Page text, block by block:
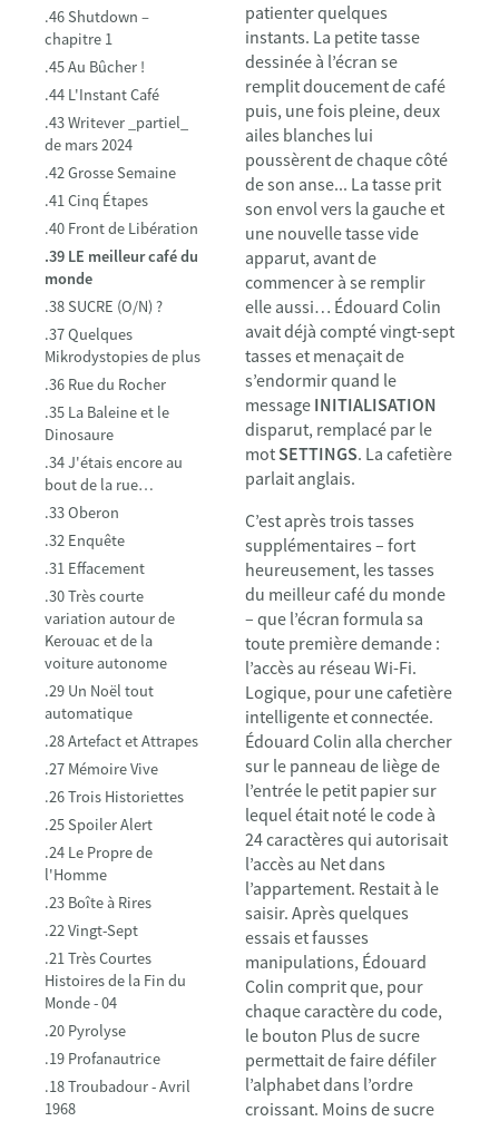
.46 Shutdown –
chapitre 1
.45 Au Bûcher !
.44 L'Instant Café
.43 Writever _partiel_
de mars 2024
.42 Grosse Semaine
.41 Cinq Étapes
.40 Front de Libération
.39 LE meilleur café du
monde
.38 SUCRE (O/N) ?
.37 Quelques
Mikrodystopies de plus
.36 Rue du Rocher
.35 La Baleine et le
Dinosaure
.34 J'étais encore au
bout de la rue…
.33 Oberon
.32 Enquête
.31 Effacement
.30 Très courte
variation autour de
Kerouac et de la
voiture autonome
.29 Un Noël tout
automatique
.28 Artefact et Attrapes
.27 Mémoire Vive
.26 Trois Historiettes
.25 Spoiler Alert
.24 Le Propre de
l'Homme
.23 Boîte à Rires
.22 Vingt-Sept
.21 Très Courtes
Histoires de la Fin du
Monde - 04
.20 Pyrolyse
.19 Profanautrice
.18 Troubadour - Avril
1968
patienter quelques
instants. La petite tasse
dessinée à l’écran se
remplit doucement de café
puis, une fois pleine, deux
ailes blanches lui
poussèrent de chaque côté
de son anse... La tasse prit
son envol vers la gauche et
une nouvelle tasse vide
apparut, avant de
commencer à se remplir
elle aussi… Édouard Colin
avait déjà compté vingt-sept
tasses et menaçait de
s’endormir quand le
message INITIALISATION
disparut, remplacé par le
motSETTINGS. La cafetière
parlait anglais.
C’est après trois tasses
supplémentaires – fort
heureusement, les tasses
du meilleur café du monde
– que l’écran formula sa
toute première demande :
l’accès au réseau Wi-Fi.
Logique, pour une cafetière
intelligente et connectée.
Édouard Colin alla chercher
sur le panneau de liège de
l’entrée le petit papier sur
lequel était noté le code à
24 caractères qui autorisait
l’accès au Net dans
l’appartement. Restait à le
saisir. Après quelques
essais et fausses
manipulations, Édouard
Colin comprit que, pour
chaque caractère du code,
le bouton Plus de sucre
permettait de faire défiler
l’alphabet dans l’ordre
croissant. Moins de sucre